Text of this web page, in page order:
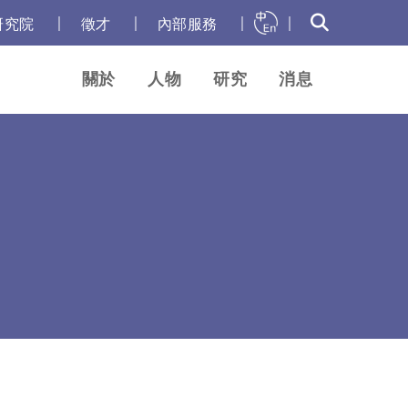
究院 徵才 內部服務
關於 人物 研究 消息